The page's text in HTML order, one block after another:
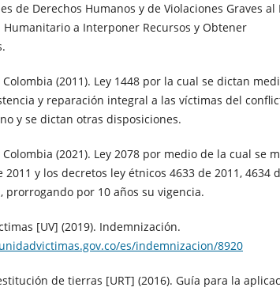
de Derechos Humanos y de Violaciones Graves al
a Interponer Recursos y Obtener
(2011). Ley 1448 por la cual se dictan
y reparación integral a las víctimas del
y se dictan otras disposiciones.
(2021). Ley 2078 por medio de la cual se
2011 y los decretos ley étnicos 4633 de 2011, 4634
prorrogando por 10 años su vigencia.
[UV] (2019). Indemnización.
es/indemnizacion/8920
de tierras [URT] (2016). Guía para la